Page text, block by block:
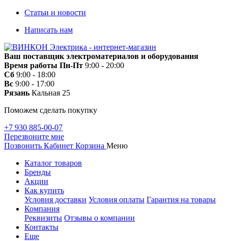
Статьи и новости
Написать нам
Ваш поставщик электроматериалов и оборудования
Время работы Пн-Пт 9:00 - 20:00
Сб 9:00 - 18:00
Вс 9:00 - 17:00
Рязань Кальная 25
Поможем сделать покупку
+7 930 885-00-07
Перезвоните мне
Позвонить Кабинет Корзина Меню
Каталог товаров
Бренды
Акции
Как купить
Условия доставки Условия оплаты Гарантия на товары
Компания
Реквизиты Отзывы о компании
Контакты
Еще